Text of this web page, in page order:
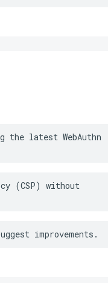
the latest WebAuthn
(CSP) without
improvements.